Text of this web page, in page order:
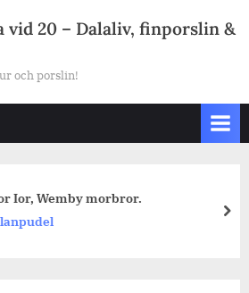
vid 20 – Dalaliv, finporslin &
och porslin!
Wemby morbror.